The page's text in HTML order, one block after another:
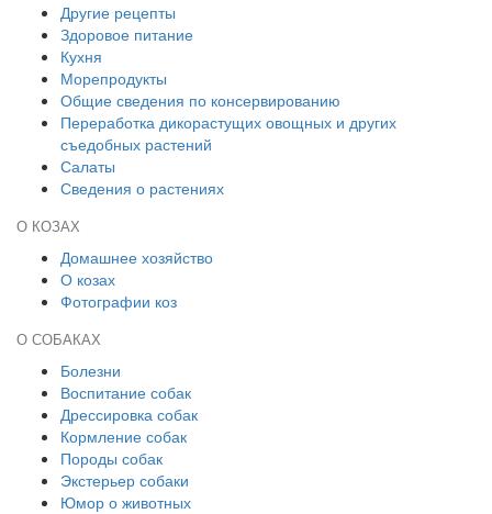
Другие рецепты
Здоровое питание
Кухня
Морепродукты
Общие сведения по консервированию
Переработка дикорастущих овощных и других
съедобных растений
Салаты
Сведения о растениях
О КОЗАХ
Домашнее хозяйство
О козах
Фотографии коз
О СОБАКАХ
Болезни
Воспитание собак
Дрессировка собак
Кормление собак
Породы собак
Экстерьер собаки
Юмор о животных